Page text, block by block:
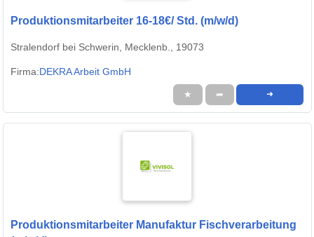
Produktionsmitarbeiter 16-18€/ Std. (m/w/d)
Stralendorf bei Schwerin, Mecklenb., 19073
Firma:DEKRA Arbeit GmbH
★ ➦ ➜
Produktionsmitarbeiter Manufaktur Fischverarbeitung